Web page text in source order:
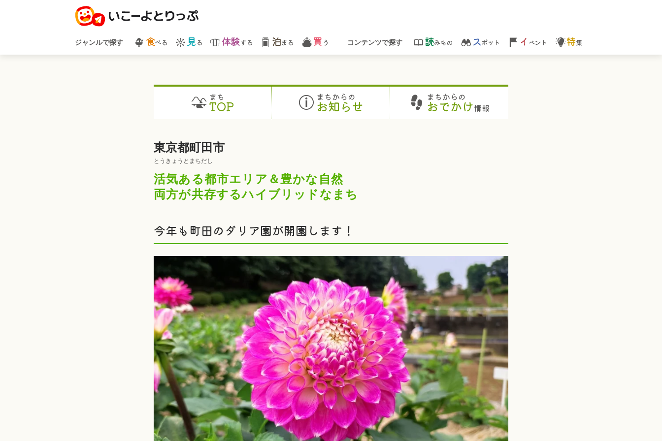
ジャンルで探す 食べる 見 る 体験する 泊まる 買 う コンテンツで探す 読みもの スポット イ ベント 特集
まち
TOP
まちからの
お知らせ
まちからの
おでかけ情報
東京都町田市
とうきょうとまちだし
活気ある都市エリア＆豊かな自然
両方が共存するハイブリッドなまち
今年も町田のダリア園が開園します！